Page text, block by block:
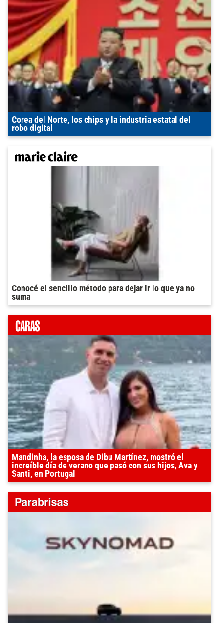
Corea del Norte, los chips y la industria estatal del
robo digital
Conocé el sencillo método para dejar ir lo que ya no
suma
Mandinha, la esposa de Dibu Martínez, mostró el
increíble día de verano que pasó con sus hijos, Ava y
Santi, en Portugal